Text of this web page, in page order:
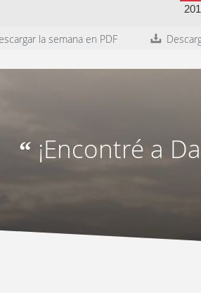
la semana en PDF
“ ¡Encontré a